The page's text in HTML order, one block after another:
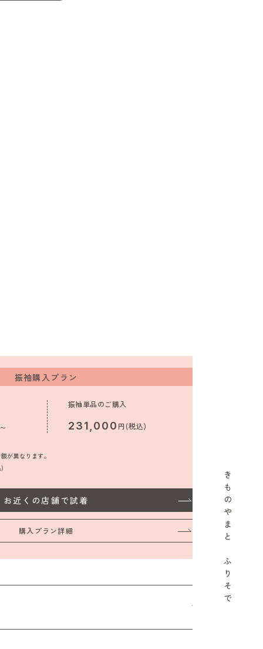
き
も
の
や
ま
と
ふ
り
そ
で
振袖購入プラン
振袖単品のご購入
231,000 円(税込)
が異なります。
お近くの店舗で試着
購入プラン詳細